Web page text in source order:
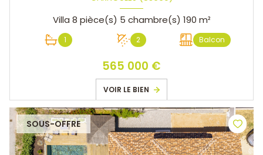
Villa 8 pièce(s) 5 chambre(s) 190 m²
1 2 Balcon
565 000 €
VOIR LE BIEN
SOUS-OFFRE